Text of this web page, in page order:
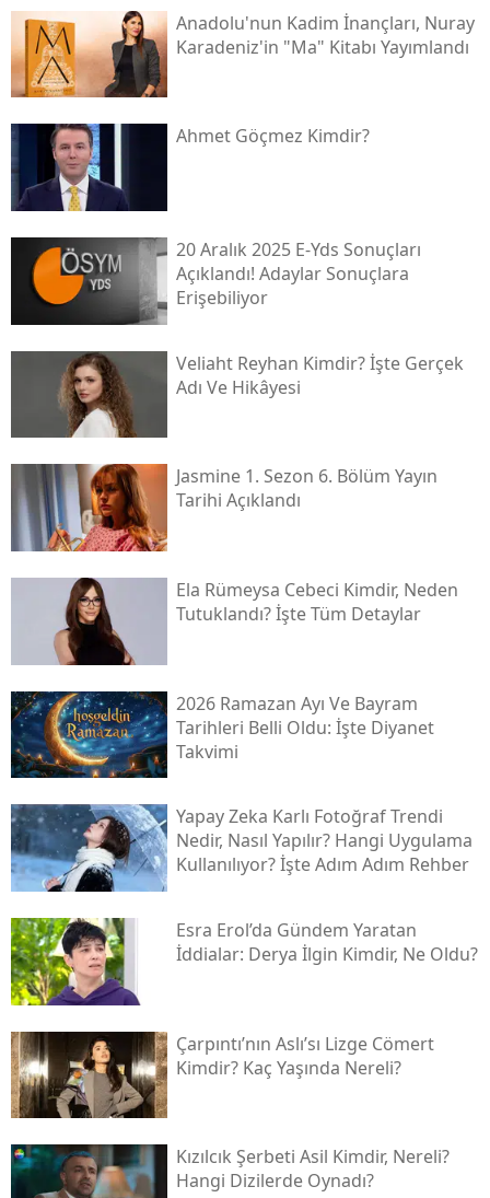
Anadolu'nun Kadim İnançları, Nuray
Karadeniz'in "ma" Kitabı Yayımlandı
Ahmet Göçmez Kimdir?
20 Aralık 2025 E-Yds Sonuçları
Açıklandı! Adaylar Sonuçlara
Erişebiliyor
Veliaht Reyhan Kimdir? İşte Gerçek
Adı Ve Hikâyesi
Jasmine 1. Sezon 6. Bölüm Yayın
Tarihi Açıklandı
Ela Rümeysa Cebeci Kimdir, Neden
Tutuklandı? İşte Tüm Detaylar
2026 Ramazan Ayı Ve Bayram
Tarihleri Belli Oldu: İşte Diyanet
Takvimi
Yapay Zeka Karlı Fotoğraf Trendi
Nedir, Nasıl Yapılır? Hangi Uygulama
Kullanılıyor? İşte Adım Adım Rehber
Esra Erol’da Gündem Yaratan
İddialar: Derya İlgin Kimdir, Ne Oldu?
Çarpıntı’nın Aslı’sı Lizge Cömert
Kimdir? Kaç Yaşında Nereli?
Kızılcık Şerbeti Asil Kimdir, Nereli?
Hangi Dizilerde Oynadı?